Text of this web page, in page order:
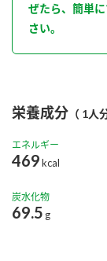
ぜたら、簡単
さい。
栄養成分 （ 1人
エネルギー
469kcal
炭水化物
69.5 g